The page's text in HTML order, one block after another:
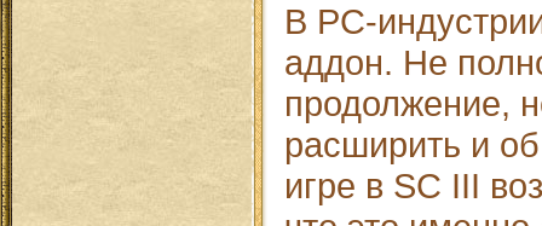
В PC-
аддон. Не
продолжение,
расширить и
игре в SC III